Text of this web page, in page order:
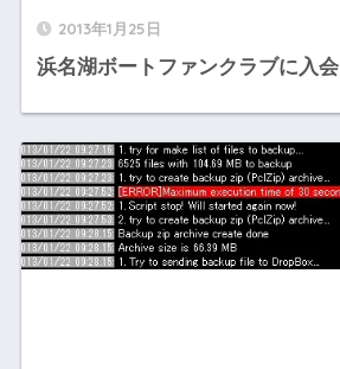
2013年1月25日
浜名湖ボートファンクラブに入会